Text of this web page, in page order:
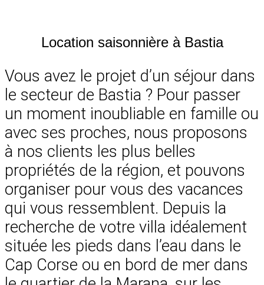
Location saisonnière à Bastia
Vous avez le projet d’un séjour dans
le secteur de Bastia ? Pour passer
un moment inoubliable en famille ou
avec ses proches, nous proposons
à nos clients les plus belles
propriétés de la région, et pouvons
organiser pour vous des vacances
qui vous ressemblent. Depuis la
recherche de votre villa idéalement
située les pieds dans l’eau dans le
Cap Corse ou en bord de mer dans